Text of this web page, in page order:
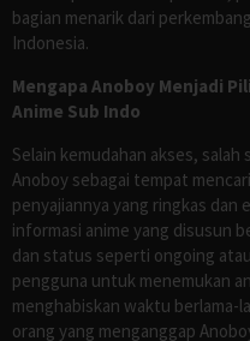
bagian menarik dari
Indonesia.
Mengapa Anoboy Menjadi
Anime Sub Indo
Selain kemudahan akses,
Anoboy sebagai tempat
penyajiannya yang ringkas dan
informasi anime yang disusun
dan status seperti ongoing
pengguna untuk menemukan
menghabiskan waktu berlama-
orang yang menganggap